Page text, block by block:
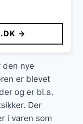
→
den nye
er blevet
og er bl.a.
Der
i varen som